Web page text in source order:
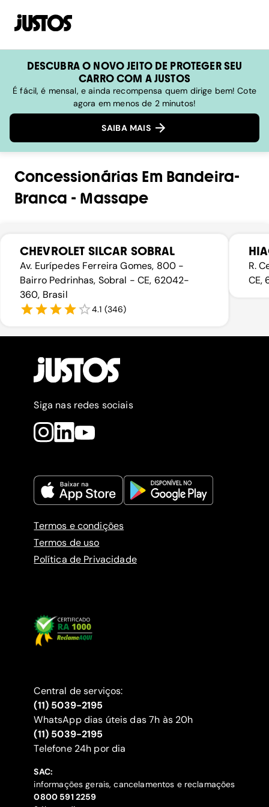
DESCUBRA O NOVO JEITO DE PROTEGER SEU
CARRO COM A JUSTOS
É fácil, é mensal, e ainda recompensa quem dirige bem! Cote
agora em menos de 2 minutos!
SAIBA MAIS
Concessionárias Em Bandeira-
Branca - Massape
CHEVROLET SILCAR SOBRAL
Av. Eurípedes Ferreira Gomes, 800 -
Bairro Pedrinhas, Sobral - CE, 62042-
360, Brasil
4.1 (346)
R.
CE,
Siga nas redes sociais
Termos e condições
Termos de uso
Política de Privacidade
Central de serviços:
(11) 5039-2195
WhatsApp dias úteis das 7h às 20h
(11) 5039-2195
‍Telefone 24h por dia
SAC:
informações gerais, cancelamentos e reclamações
‍0800 591 2259